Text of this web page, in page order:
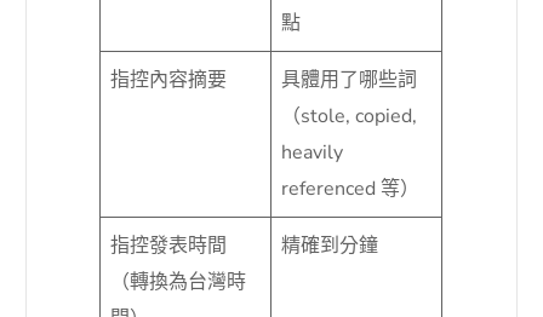
點
指控內容摘要
具體用了哪些詞
（stole, copied,
heavily
referenced 等）
指控發表時間
（轉換為台灣時
精確到分鐘